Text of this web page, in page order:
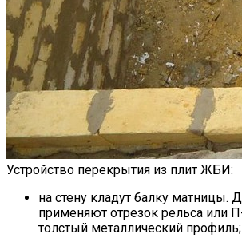
Устройство перекрытия из плит ЖБИ:
на стену кладут балку матницы.
применяют отрезок рельса или
толстый металлический профиль;